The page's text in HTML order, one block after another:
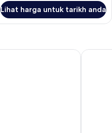
Lihat harga untuk tarikh anda